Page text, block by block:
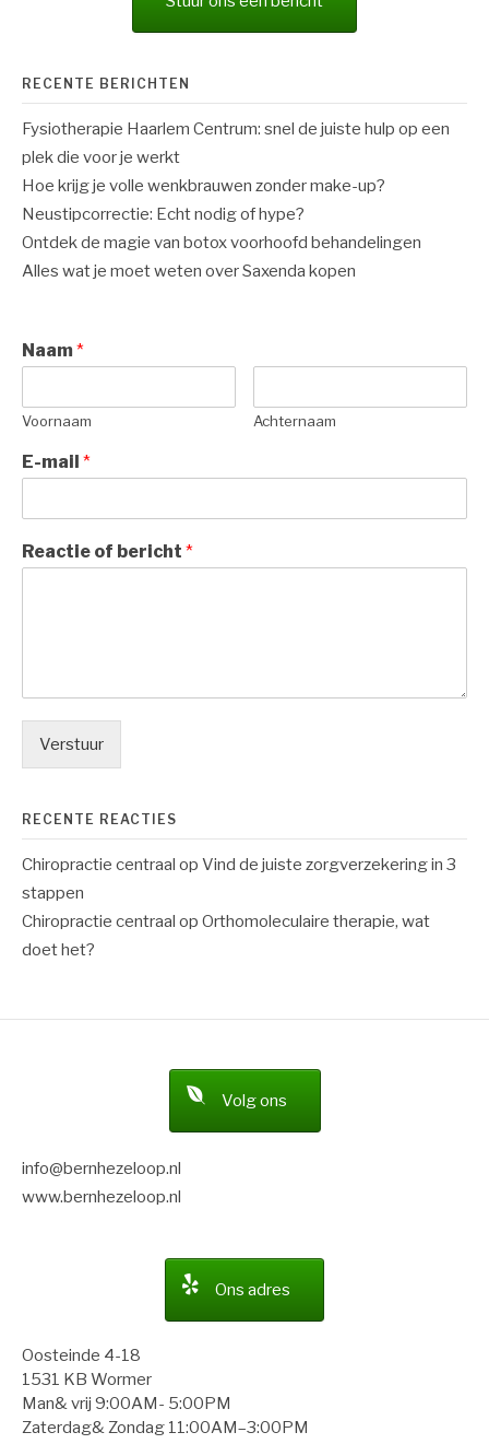
RECENTE REACTIES
Chiropractie centraalop
stappen
Chiropractie centraalopOrthomoleculaire therapie, wat
doet het?
info@bernhezeloop.nl
Man& vrij 9:00AM- 5:00PM
Zaterdag& Zondag 11:00AM–3:00PM
Telefon :+69439824
Ons bereau : 683457135